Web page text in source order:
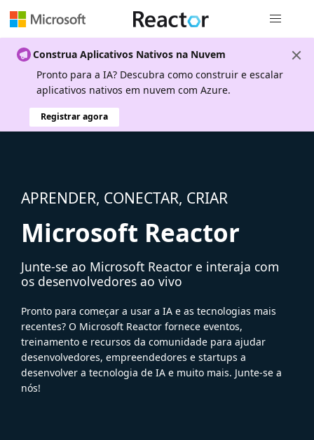
Construa Aplicativos Nativos na Nuvem
Pronto para a IA? Descubra como construir e escalar
aplicativos nativos em nuvem com Azure.
Registrar agora
APRENDER, CONECTAR, CRIAR
Microsoft Reactor
Junte-se ao Microsoft Reactor e interaja com
os desenvolvedores ao vivo
Pronto para começar a usar a IA e as tecnologias mais
recentes? O Microsoft Reactor fornece eventos,
treinamento e recursos da comunidade para ajudar
desenvolvedores, empreendedores e startups a
desenvolver a tecnologia de IA e muito mais. Junte-se a
nós!